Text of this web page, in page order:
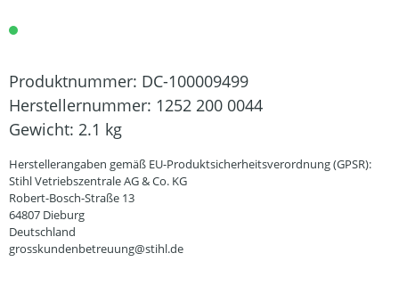
Produktnummer: DC-100009499
Herstellernummer: 1252 200 0044
Gewicht: 2.1 kg
Herstellerangaben gemäß EU-Produktsicherheitsverordnung (GPSR):
Stihl Vetriebszentrale AG & Co. KG
Robert-Bosch-Straße 13
64807 Dieburg
Deutschland
grosskundenbetreuung@stihl.de